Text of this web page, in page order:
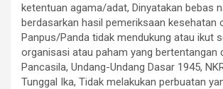
ketentuan agama/adat, Dinyatakan bebas
berdasarkan hasil pemeriksaan kesehatan
Panpus/Panda tidak mendukung atau ikut
organisasi atau paham yang bertentangan
Pancasila, Undang-Undang Dasar 1945,
Tunggal Ika, Tidak melakukan perbuatan